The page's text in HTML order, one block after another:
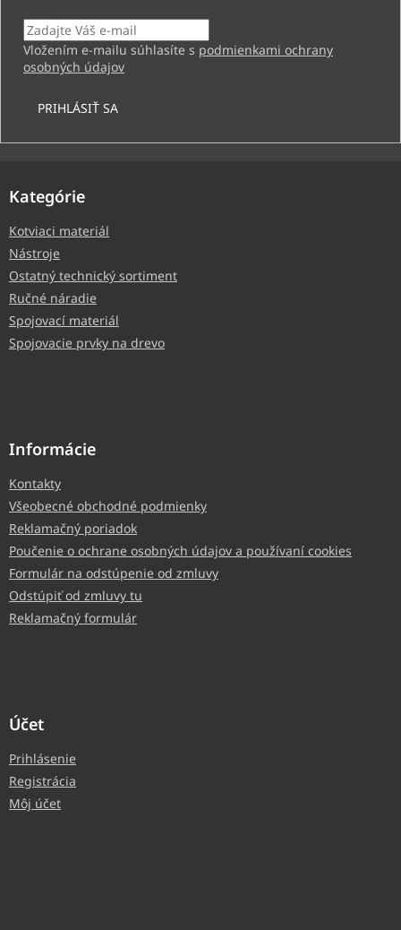
Vložením e-mailu súhlasíte s podmienkami ochrany
osobných údajov
PRIHLÁSIŤ SA
Kategórie
Kotviaci materiál
Nástroje
Ostatný technický sortiment
Ručné náradie
Spojovací materiál
Spojovacie prvky na drevo
Informácie
Kontakty
Všeobecné obchodné podmienky
Reklamačný poriadok
Poučenie o ochrane osobných údajov a používaní cookies
Formulár na odstúpenie od zmluvy
Odstúpiť od zmluvy tu
Reklamačný formulár
Účet
Prihlásenie
Registrácia
Môj účet